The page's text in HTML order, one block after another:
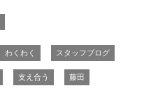
わくわく スタッフブログ
支え合う 藤田